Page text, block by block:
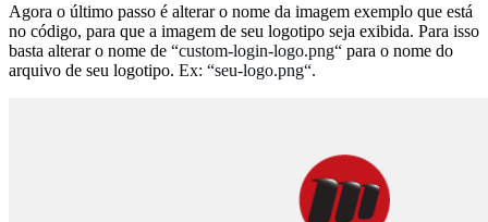
Agora o último passo é alterar o nome da imagem exemplo que está
no código, para que a imagem de seu logotipo seja exibida. Para isso
basta alterar o nome de “custom-login-logo.png“ para o nome do
arquivo de seu logotipo. Ex: “seu-logo.png“.